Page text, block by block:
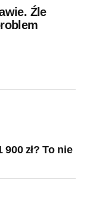
Źle
900 zł? To nie